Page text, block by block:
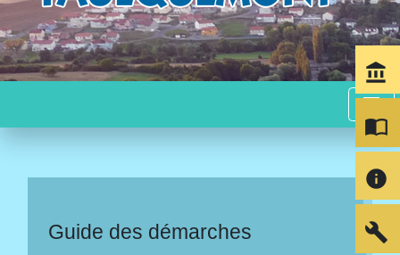
menu
Guide des démarches
account_balance
import_contacts
info
build